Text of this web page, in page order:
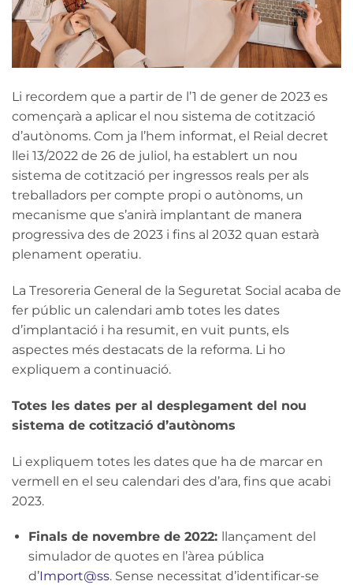
Li recordem que a partir de l’1 de gener de 2023 es
començarà a aplicar el nou sistema de cotització
d’autònoms. Com ja l’hem informat, el Reial decret
llei 13/2022 de 26 de juliol, ha establert un nou
sistema de cotització per ingressos reals per als
treballadors per compte propi o autònoms, un
mecanisme que s’anirà implantant de manera
progressiva des de 2023 i fins al 2032 quan estarà
plenament operatiu.
La Tresoreria General de la Seguretat Social acaba de
fer públic un calendari amb totes les dates
d’implantació i ha resumit, en vuit punts, els
aspectes més destacats de la reforma. Li ho
expliquem a continuació.
Totes les dates per al desplegament del nou
sistema de cotització d’autònoms
Li expliquem totes les dates que ha de marcar en
vermell en el seu calendari des d’ara, fins que acabi
2023.
Finals de novembre de 2022:
llançament del
simulador de quotes en l’àrea pública
d’Import@ss. Sense necessitat d’identificar-se